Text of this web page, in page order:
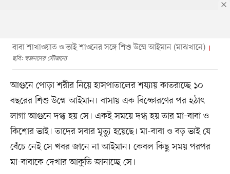
বাবা শাখাওয়াত ও ভাই শাওনের সঙ্গে শিশু উম্মে আইমান (মাঝখানে)
ছবি: স্বজনদের সৌজন্যে
আগুনে পোড়া শরীর নিয়ে হাসপাতালের শয্যায় কাতরাচ্ছে ১০
বছরের শিশু উম্মে আইমান। বাসায় এক বিস্ফোরণের পর হঠাৎ
লাগা আগুনে দগ্ধ হয় সে। একই সময়ে দগ্ধ হয় তার মা-বাবা ও
কিশোর ভাই। তাদের সবার মৃত্যু হয়েছে। মা-বাবা ও বড় ভাই যে
বেঁচে নেই সে খবর জানে না আইমান। কেবল কিছু সময় পরপর
মা-বাবাকে দেখার আকুতি জানাচ্ছে সে।